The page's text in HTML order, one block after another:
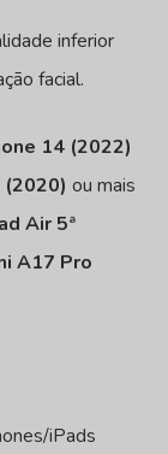
inferior
facial.
14 (2022)
(2020) ou mais
Air 5ª
A17 Pro
iPads